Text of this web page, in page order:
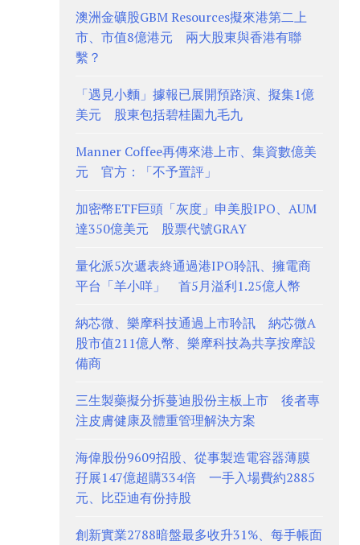
澳洲金礦股GBM Resources擬來港第二上
市、市值8億港元 兩大股東與香港有聯
繫？
「遇見小麵」據報已展開預路演、擬集1億
美元 股東包括碧桂園九毛九
Manner Coffee再傳來港上市、集資數億美
元 官方：「不予置評」
加密幣ETF巨頭「灰度」申美股IPO、AUM
達350億美元 股票代號GRAY
量化派5次遞表終通過港IPO聆訊、擁電商
平台「羊小咩」 首5月溢利1.25億人幣
納芯微、樂摩科技通過上市聆訊 納芯微A
股市值211億人幣、樂摩科技為共享按摩設
備商
三生製藥擬分拆蔓迪股份主板上市 後者專
注皮膚健康及體重管理解決方案
海偉股份9609招股、從事製造電容器薄膜
孖展147億超購334倍 一手入場費約2885
元、比亞迪有份持股
創新實業2788暗盤最多收升31%、每手帳面